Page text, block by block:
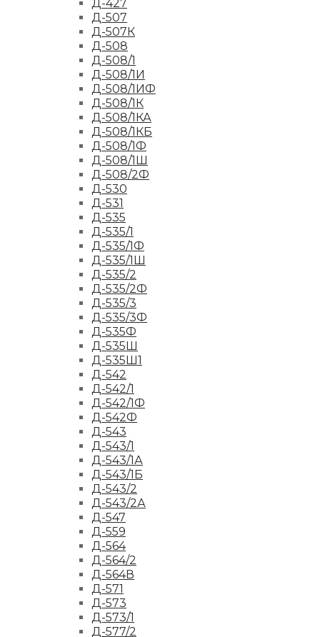
Д-427
Д-507
Д-507К
Д-508
Д-508/1
Д-508/1И
Д-508/1ИФ
Д-508/1К
Д-508/1КА
Д-508/1КБ
Д-508/1Ф
Д-508/1Ш
Д-508/2Ф
Д-530
Д-531
Д-535
Д-535/1
Д-535/1Ф
Д-535/1Ш
Д-535/2
Д-535/2Ф
Д-535/3
Д-535/3Ф
Д-535Ф
Д-535Ш
Д-535Ш1
Д-542
Д-542/1
Д-542/1Ф
Д-542Ф
Д-543
Д-543/1
Д-543/1А
Д-543/1Б
Д-543/2
Д-543/2А
Д-547
Д-559
Д-564
Д-564/2
Д-564В
Д-571
Д-573
Д-573/1
Д-577/2